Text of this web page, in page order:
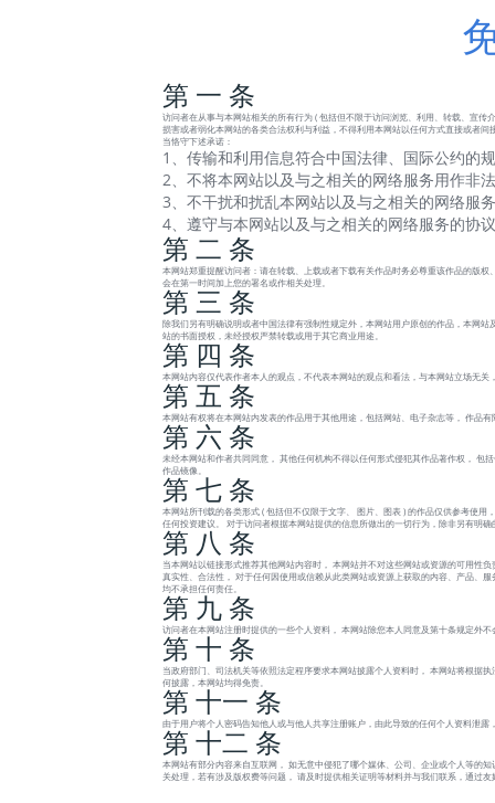
第 一 条
访问者在从事与本网站相关的所有行为 ( 包括但不限于访问浏览、利用、转载、宣传
损害或者弱化本网站的各类合法权利与利益，不得利用本网站以任何方式直接或者
当恪守下述承诺：
1、传输和利用信息符合中国法律、国际公约的
2、不将本网站以及与之相关的网络服务用作非
3、不干扰和扰乱本网站以及与之相关的网络服
4、遵守与本网站以及与之相关的网络服务的协
第 二 条
本网站郑重提醒访问者：请在转载、上载或者下载有关作品时务必尊重该作品的版
会在第一时间加上您的署名或作相关处理。
第 三 条
除我们另有明确说明或者中国法律有强制性规定外，本网站用户原创的作品，本网
站的书面授权，未经授权严禁转载或用于其它商业用途。
第 四 条
本网站内容仅代表作者本人的观点，不代表本网站的观点和看法，与本网站立场无关
第 五 条
本网站有权将在本网站内发表的作品用于其他用途，包括网站、电子杂志等， 作品
第 六 条
未经本网站和作者共同同意， 其他任何机构不得以任何形式侵犯其作品著作权， 包
作品镜像。
第 七 条
本网站所刊载的各类形式 ( 包括但不仅限于文字、 图片、图表 ) 的作品仅供参考使
任何投资建议。 对于访问者根据本网站提供的信息所做出的一切行为，除非另有明
第 八 条
当本网站以链接形式推荐其他网站内容时， 本网站并不对这些网站或资源的可用性
真实性、合法性， 对于任何因使用或信赖从此类网站或资源上获取的内容、产品、
均不承担任何责任。
第 九 条
访问者在本网站注册时提供的一些个人资料， 本网站除您本人同意及第十条规定外
第 十 条
当政府部门、司法机关等依照法定程序要求本网站披露个人资料时， 本网站将根据
何披露，本网站均得免责。
第 十一 条
由于用户将个人密码告知他人或与他人共享注册账户，由此导致的任何个人资料泄露
第 十二 条
本网站有部分内容来自互联网， 如无意中侵犯了哪个媒体、公司、企业或个人等的
关处理，若有涉及版权费等问题， 请及时提供相关证明等材料并与我们联系，通过